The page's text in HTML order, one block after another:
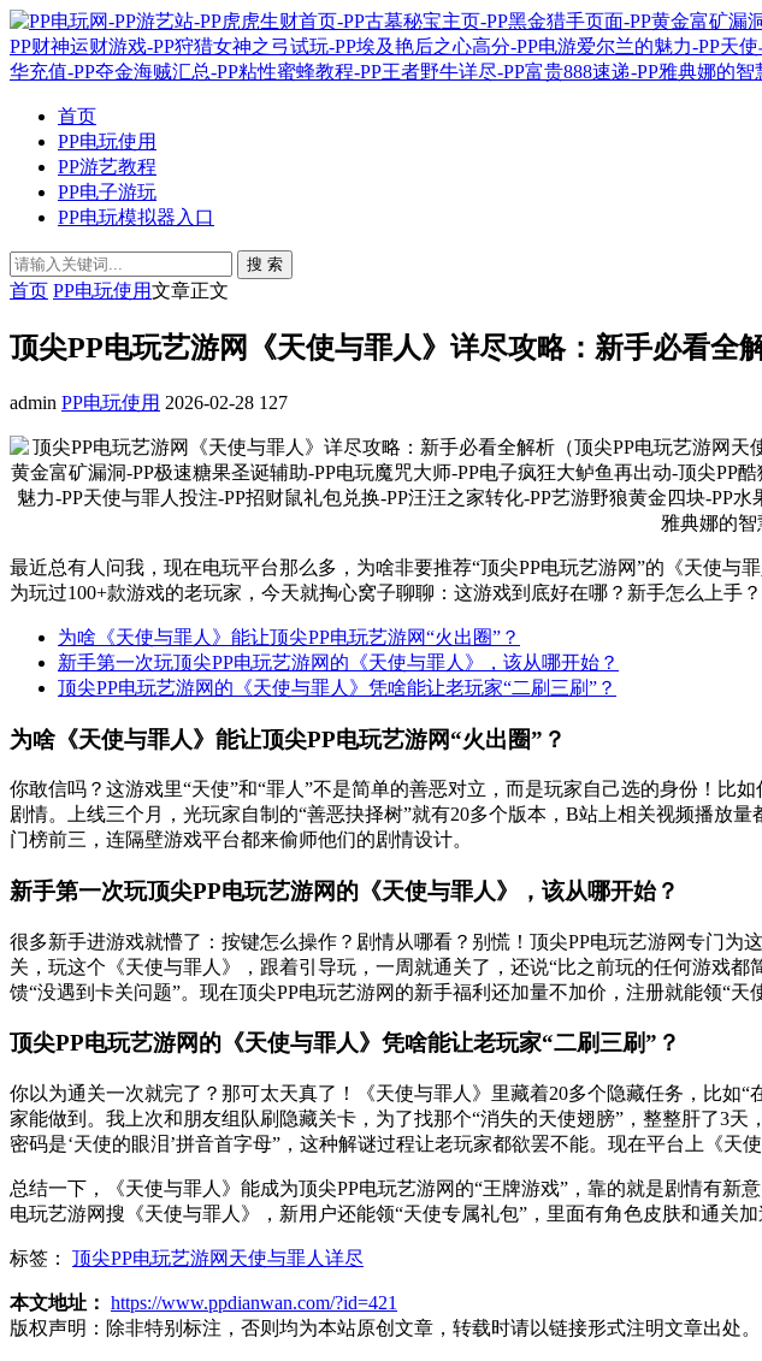
首页
PP电玩使用
PP游艺教程
PP电子游玩
PP电玩模拟器入口
搜 索
首页 PP电玩使用文章正文
顶尖PP电玩艺游网《天使与罪人》详尽攻略：新手必看全
admin PP电玩使用 2026-02-28 127
最近总有人问我，现在电玩平台那么多，为啥非要推荐“顶尖PP电玩艺游网”的《天使
为玩过100+款游戏的老玩家，今天就掏心窝子聊聊：这游戏到底好在哪？新手怎么上手
为啥《天使与罪人》能让顶尖PP电玩艺游网“火出圈”？
新手第一次玩顶尖PP电玩艺游网的《天使与罪人》，该从哪开始？
顶尖PP电玩艺游网的《天使与罪人》凭啥能让老玩家“二刷三刷”？
为啥《天使与罪人》能让顶尖PP电玩艺游网“火出圈”？
你敢信吗？这游戏里“天使”和“罪人”不是简单的善恶对立，而是玩家自己选的身份！比
剧情。上线三个月，光玩家自制的“善恶抉择树”就有20多个版本，B站上相关视频播放
门榜前三，连隔壁游戏平台都来偷师他们的剧情设计。
新手第一次玩顶尖PP电玩艺游网的《天使与罪人》，该从哪开始？
很多新手进游戏就懵了：按键怎么操作？剧情从哪看？别慌！顶尖PP电玩艺游网专门
关，玩这个《天使与罪人》，跟着引导玩，一周就通关了，还说“比之前玩的任何游戏
馈“没遇到卡关问题”。现在顶尖PP电玩艺游网的新手福利还加量不加价，注册就能领“
顶尖PP电玩艺游网的《天使与罪人》凭啥能让老玩家“二刷三刷”？
你以为通关一次就完了？那可太天真了！《天使与罪人》里藏着20多个隐藏任务，比如
家能做到。我上次和朋友组队刷隐藏关卡，为了找那个“消失的天使翅膀”，整整肝了3
密码是‘天使的眼泪’拼音首字母”，这种解谜过程让老玩家都欲罢不能。现在平台上《
总结一下，《天使与罪人》能成为顶尖PP电玩艺游网的“王牌游戏”，靠的就是剧情有
电玩艺游网搜《天使与罪人》，新用户还能领“天使专属礼包”，里面有角色皮肤和通关
标签： 顶尖PP电玩艺游网天使与罪人详尽
本文地址： https://www.ppdianwan.com/?id=421
版权声明： 除非特别标注，否则均为本站原创文章，转载时请以链接形式注明文章出处。